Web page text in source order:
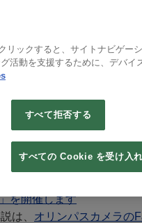
への取り組みとご来
31日（月）
日(火)、26日(水)
を開催します
は、 オリンパスカメラの
リックすると、サイトナビゲー
活動を支援するために、デバイ
すべて拒否する
すべての Cookie を受け入